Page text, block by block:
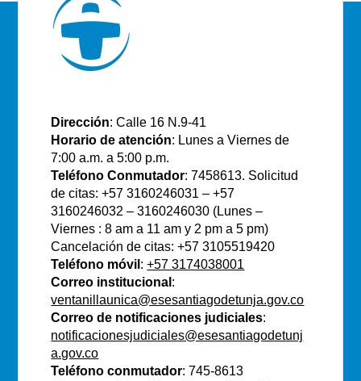
Dirección: Calle 16 N.9-41
Horario de atención: Lunes a Viernes de
7:00 a.m. a 5:00 p.m.
Teléfono Conmutador: 7458613. Solicitud
de citas: +57 3160246031 – +57
3160246032 – 3160246030 (Lunes –
Viernes : 8 am a 11 am y 2 pm a 5 pm)
Cancelación de citas: +57 3105519420
Teléfono móvil :+57 3174038001
Correo institucional :
ventanillaunica@esesantiagodetunja.gov.co
Correo de notificaciones judiciales:
notificacionesjudiciales@esesantiagodetunj
a.gov.co
Teléfono conmutador: 745-8613